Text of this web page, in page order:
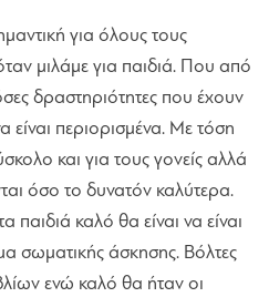
για όλους τους
μιλάμε για παιδιά. Που από
δραστηριότητες που έχουν
είναι περιορισμένα. Με τόση
και για τους γονείς αλλά
όσο το δυνατόν καλύτερα.
παιδιά καλό θα είναι να είναι
σωματικής άσκησης. Βόλτες
ενώ καλό θα ήταν οι